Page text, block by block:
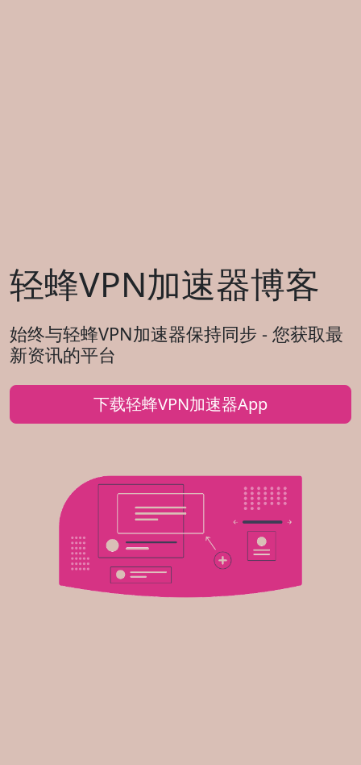
轻蜂VPN加速器博客
始终与轻蜂VPN加速器保持同步 - 您获取最
新资讯的平台
下载轻蜂VPN加速器App